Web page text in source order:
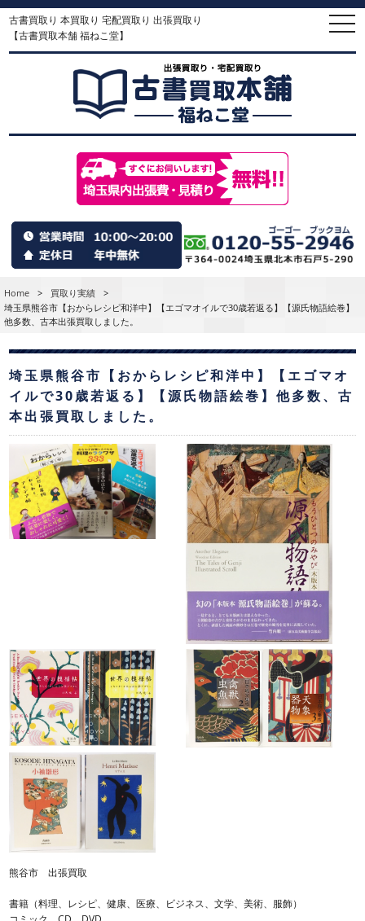
古書買取り 本買取り 宅配買取り 出張買取り
【古書買取本舗 福ねこ堂】
Home > 買取り実績
>
埼玉県熊谷市【おからレシピ和洋中】【エゴマオイルで30歳若返る】【源氏物語絵巻】
他多数、古本出張買取しました。
埼玉県熊谷市【おからレシピ和洋中】【エゴマオ
イルで30歳若返る】【源氏物語絵巻】他多数、古
本出張買取しました。
熊谷市 出張買取
書籍（料理、レシピ、健康、医療、ビジネス、文学、美術、服飾）